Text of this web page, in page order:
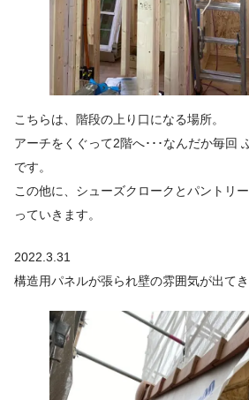
こちらは、階段の上り口になる場所。
アーチをくぐって2階へ･･･なんだか毎回
です。
この他に、シューズクロークとパントリ
っていきます。
2022.3.31
構造用パネルが張られ壁の雰囲気が出てき